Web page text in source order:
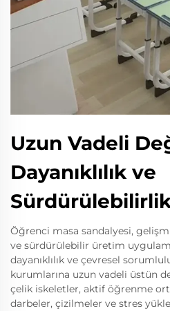
Uzun Vadeli
Dayanıklılık ve
Öğrenci masa sandalyesi,
ve sürdürülebilir üretim
dayanıklılık ve çevresel
kurumlarına uzun vadeli üstün
çelik iskeletler, aktif öğrenme
darbeler, çizilmeler ve stres